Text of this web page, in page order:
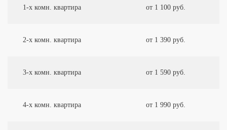
1-х комн. квартира от 1 100 руб.
2-х комн. квартира от 1 390 руб.
3-х комн. квартира от 1 590 руб.
4-х комн. квартира от 1 990 руб.